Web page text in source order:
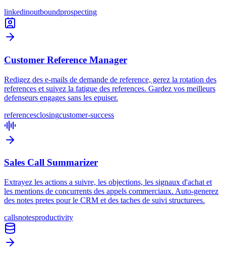
linkedinoutboundprospecting
Customer Reference Manager
Redigez des e-mails de demande de reference, gerez la rotation des
references et suivez la fatigue des references. Gardez vos meilleurs
defenseurs engages sans les epuiser.
referencesclosingcustomer-success
Sales Call Summarizer
Extrayez les actions a suivre, les objections, les signaux d'achat et
les mentions de concurrents des appels commerciaux. Auto-generez
des notes pretes pour le CRM et des taches de suivi structurees.
callsnotesproductivity